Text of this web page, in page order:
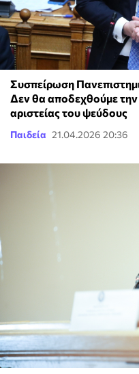
Συσπείρωση
Δεν θα αποδεχθούμε
αριστείας του ψεύδους
Παιδεία 21.04.2026 20:36